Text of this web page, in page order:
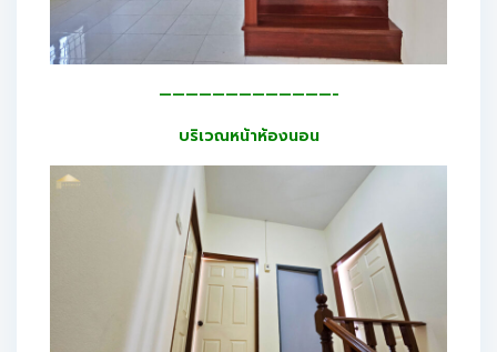
—————————————-
บริเวณหน้าห้องนอน